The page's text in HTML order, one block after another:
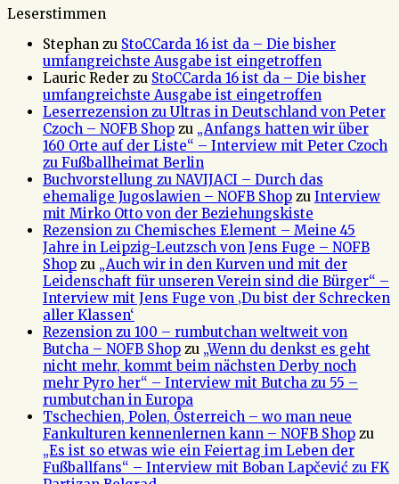
Leserstimmen
Stephan zu StoCCarda 16 ist da – Die bisher
umfangreichste Ausgabe ist eingetroffen
Lauric Reder zu StoCCarda 16 ist da – Die bisher
umfangreichste Ausgabe ist eingetroffen
Leserrezension zu Ultras in Deutschland von Peter
Czoch – NOFB Shop zu „Anfangs hatten wir über
160 Orte auf der Liste“ – Interview mit Peter Czoch
zu Fußballheimat Berlin
Buchvorstellung zu NAVIJACI – Durch das
ehemalige Jugoslawien – NOFB Shop zu Interview
mit Mirko Otto von der Beziehungskiste
Rezension zu Chemisches Element – Meine 45
Jahre in Leipzig-Leutzsch von Jens Fuge – NOFB
Shop zu „Auch wir in den Kurven und mit der
Leidenschaft für unseren Verein sind die Bürger“ –
Interview mit Jens Fuge von ‚Du bist der Schrecken
aller Klassen‘
Rezension zu 100 – rumbutchan weltweit von
Butcha – NOFB Shop zu „Wenn du denkst es geht
nicht mehr, kommt beim nächsten Derby noch
mehr Pyro her“ – Interview mit Butcha zu 55 –
rumbutchan in Europa
Tschechien, Polen, Österreich – wo man neue
Fankulturen kennenlernen kann – NOFB Shop zu
„Es ist so etwas wie ein Feiertag im Leben der
Fußballfans“ – Interview mit Boban Lapčević zu FK